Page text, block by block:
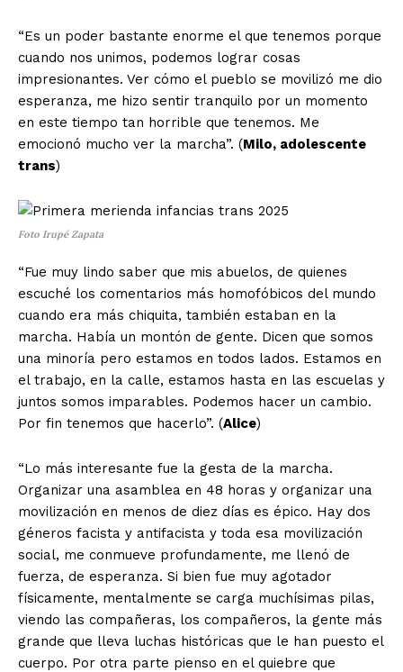
“Es un poder bastante enorme el que tenemos porque
cuando nos unimos, podemos lograr cosas
impresionantes. Ver cómo el pueblo se movilizó me dio
esperanza, me hizo sentir tranquilo por un momento
en este tiempo tan horrible que tenemos. Me
emocionó mucho ver la marcha”. (Milo, adolescente
trans)
Foto Irupé Zapata
“Fue muy lindo saber que mis abuelos, de quienes
escuché los comentarios más homofóbicos del mundo
cuando era más chiquita, también estaban en la
marcha. Había un montón de gente. Dicen que somos
una minoría pero estamos en todos lados. Estamos en
el trabajo, en la calle, estamos hasta en las escuelas y
juntos somos imparables. Podemos hacer un cambio.
Por fin tenemos que hacerlo”. (Alice)
“Lo más interesante fue la gesta de la marcha.
Organizar una asamblea en 48 horas y organizar una
movilización en menos de diez días es épico. Hay dos
géneros facista y antifacista y toda esa movilización
social, me conmueve profundamente, me llenó de
fuerza, de esperanza. Si bien fue muy agotador
físicamente, mentalmente se carga muchísimas pilas,
viendo las compañeras, los compañeros, la gente más
grande que lleva luchas históricas que le han puesto el
cuerpo. Por otra parte pienso en el quiebre que